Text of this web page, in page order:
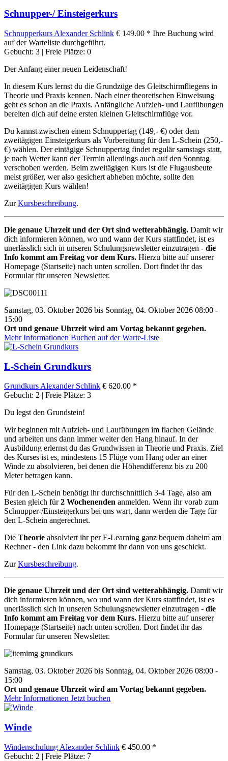
Schnupper-/ Einsteigerkurs
Schnupperkurs Alexander Schlink € 149.00 * Ihre Buchung wird
auf der Warteliste durchgeführt.
Gebucht: 3 | Freie Plätze: 0
Der Anfang einer neuen Leidenschaft!
In diesem Kurs lernst du die Grundzüge des Gleitschirmfliegens in
Theorie und Praxis kennen. Nach einer theoretischen Einweisung
geht es schon an die Praxis. Anfängliche Aufzieh- und Laufübungen
bereiten dich auf deine ersten kleinen Gleitschirmflüge vor.
Du kannst zwischen einem Schnuppertag (149,- €) oder dem
zweitägigen Einsteigerkurs als Vorbereitung für den L-Schein (250,-
€) wählen. Der eintägige Schnuppertag findet regulär samstags statt,
je nach Wetter kann der Termin allerdings auch auf den Sonntag
verschoben werden. Beim zweitägigen Kurs ist die Flugausbeute
meist größer, wer also gesichert abheben möchte, sollte den
zweitägigen Kurs wählen!
ZurKursbeschreibung.
Die genaue Uhrzeit und der Ort sind wetterabhängig. Damit wir
dich informieren können, wo und wann der Kurs stattfindet, ist es
unerlässlich sich in unseren Schulungsnewsletter einzutragen - die
Info kommt am Freitag vor dem Kurs. Hierzu bitte auf unserer
Homepage (Startseite) nach unten scrollen. Dort findet ihr das
Formular für unseren Newsletter.
Samstag, 03. Oktober 2026 bis Sonntag, 04. Oktober 2026 08:00 -
15:00
Ort und genaue Uhrzeit wird am Vortag bekannt gegeben.
Mehr Informationen Buchen auf der Warte-Liste
L-Schein Grundkurs
Grundkurs Alexander Schlink € 620.00 *
Gebucht: 2 | Freie Plätze: 3
Du legst den Grundstein!
Wir beginnen mit Aufzieh- und Laufübungen im flachen Gelände
und arbeiten uns dann immer weiter den Hang hinauf. In der
Ausbildung erlernst du das Grundwissen in Theorie und Praxis. Ziel
des Kurses ist es, mindestens 15 Flüge vom Hang oder an einer
Winde zu absolvieren, bei denen die Höhendifferenz bis zu 200
Meter betragen kann.
Für den L-Schein benötigt ihr durchschnittlich 3-4 Tage, also am
Besten gleich für2 Wochenenden anmelden. Wenn ihr vorab zum
Schnupper-/Einsteigerkurs bei uns wart, dann werden die Tage für
den L-Schein angerechnet.
Die Theorie absolviert ihr per E-Learning ganz bequem daheim am
Rechner - den Link dazu bekommt ihr dann von uns geschickt.
ZurKursbeschreibung.
Die genaue Uhrzeit und der Ort sind wetterabhängig. Damit wir
dich informieren können, wo und wann der Kurs stattfindet, ist es
unerlässlich sich in unseren Schulungsnewsletter einzutragen - die
Info kommt am Freitag vor dem Kurs. Hierzu bitte auf unserer
Homepage (Startseite) nach unten scrollen. Dort findet ihr das
Formular für unseren Newsletter.
Samstag, 03. Oktober 2026 bis Sonntag, 04. Oktober 2026 08:00 -
15:00
Ort und genaue Uhrzeit wird am Vortag bekannt gegeben.
Mehr Informationen Jetzt buchen
Winde
Windenschulung Alexander Schlink € 450.00 *
Gebucht: 2 | Freie Plätze: 7